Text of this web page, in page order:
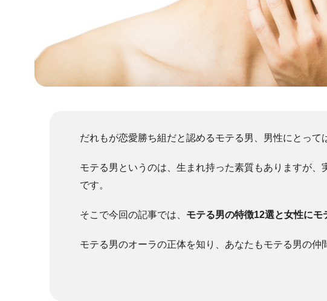
だれもが恋愛勝ち組だと認めるモテる男、男性にとって
モテる男というのは、生まれ持った素質もありますが
です。
そこで今回の記事では、 モテる男の特徴12選と女性に
モテる男のオーラの正体を知り、あなたもモテる男の仲